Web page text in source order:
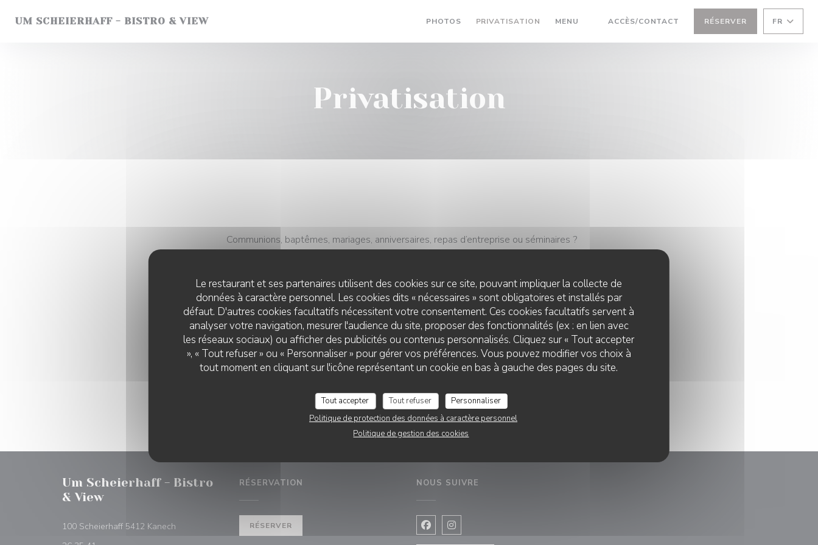
Le restaurant et ses partenaires utilisent des cookies sur ce site, pouvant impliquer la collecte de
données à caractère personnel. Les cookies dits « nécessaires » sont obligatoires et installés par
défaut. D'autres cookies facultatifs nécessitent votre consentement. Ces cookies facultatifs servent à
analyser votre navigation, mesurer l'audience du site, proposer des fonctionnalités (ex : en lien avec
les réseaux sociaux) ou afficher des publicités ou contenus personnalisés. Cliquez sur « Tout accepter
», « Tout refuser » ou « Personnaliser » pour gérer vos préférences. Vous pouvez modifier vos choix à
tout moment en cliquant sur l'icône représentant un cookie en bas à gauche des pages du site.
Tout accepter Tout refuser
Personnaliser
Politique de protection des données à caractère personnel
Politique de gestion des cookies
UM SCHEIERHAFF - BISTRO & VIEW PHOTOS PRIVATISATION MENU ((OUVRE UNE NOUVELLE FENÊTRE))
ACCÈS/CONTACT RÉSERVER FR
Privatisation
Communions, baptêmes, mariages, anniversaires, repas d’entreprise ou séminaires ?
privatisation, contactez notre service Séminaires & Banquets au +352 26 35 41 ou
h2898-sb@accor.com Nous serons ravis de vous faire parvenir une offre sur mesure !
Um Scheierhaff - Bistro
& View
100 Scheierhaff 5412 Kanech ((ouvre une nouvelle fenêtre))
RÉSERVATION
RÉSERVER
NOUS SUIVRE
Facebook ((ouvre une nouvelle fenêtre))
Instagram ((ouvre une nouvelle fenêtre))
UM SCHEIERHAFF - BISTRO & VIEW